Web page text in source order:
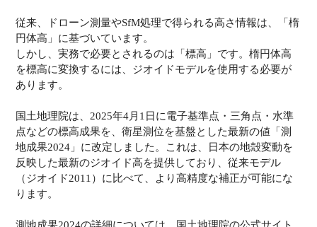
従来、ドローン測量やSfM処理で得られる高さ情報は、「楕
円体高」に基づいています。
しかし、実務で必要とされるのは「標高」です。楕円体高
を標高に変換するには、ジオイドモデルを使用する必要が
あります。
国土地理院は、2025年4月1日に電子基準点・三角点・水準
点などの標高成果を、衛星測位を基盤とした最新の値「測
地成果2024」に改定しました。これは、日本の地殻変動を
反映した最新のジオイド高を提供しており、従来モデル
（ジオイド2011）に比べて、より高精度な補正が可能にな
ります。